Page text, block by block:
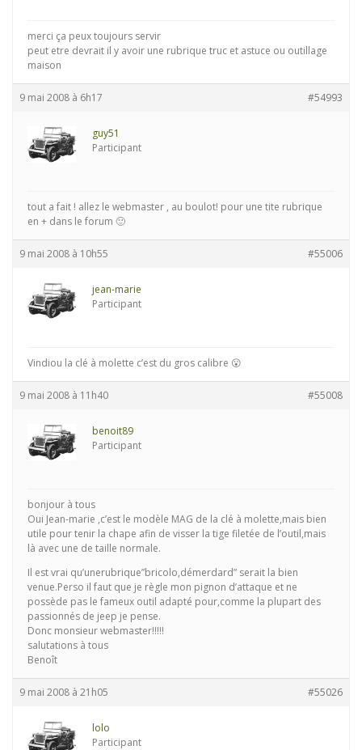
merci ça peux toujours servir
peut etre devrait il y avoir une rubrique truc et astuce ou outillage
maison
9 mai 2008 à 6h17 #54993
guy51
Participant
tout a fait ! allez le webmaster , au boulot! pour une tite rubrique
en + dans le forum 🙂
9 mai 2008 à 10h55 #55006
jean-marie
Participant
Vindiou la clé à molette c’est du gros calibre 😮
9 mai 2008 à 11h40 #55008
benoit89
Participant
bonjour à tous
Oui Jean-marie ,c’est le modèle MAG de la clé à molette,mais bien
utile pour tenir la chape afin de visser la tige filetée de l’outil,mais
là avec une de taille normale.
Il est vrai qu’unerubrique”bricolo,démerdard” serait la bien
venue.Perso il faut que je règle mon pignon d’attaque et ne
possède pas le fameux outil adapté pour,comme la plupart des
passionnés de jeep je pense.
Donc monsieur webmaster!!!!!
salutations à tous
Benoît
9 mai 2008 à 21h05 #55026
lolo
Participant